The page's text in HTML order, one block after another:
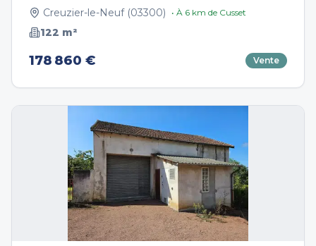
Creuzier-le-Neuf(03300) • À 6 km de Cusset
122 m²
178 860 € Vente